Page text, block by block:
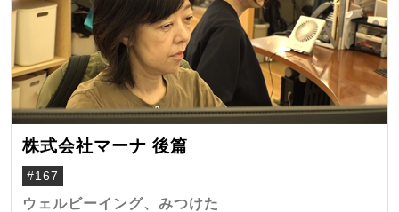
株式会社マーナ 後篇
#167
ウェルビーイング、みつけた